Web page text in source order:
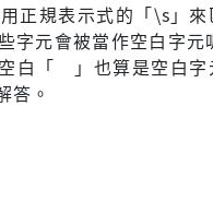
正規表示式的「\s」來
字元會被當作空白字元
白「 」也算是空白字
答。